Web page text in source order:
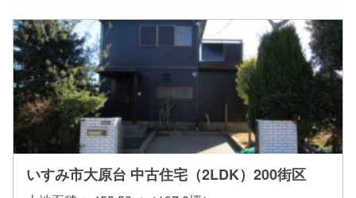
いすみ市大原台 中古住宅（2LDK）200街区